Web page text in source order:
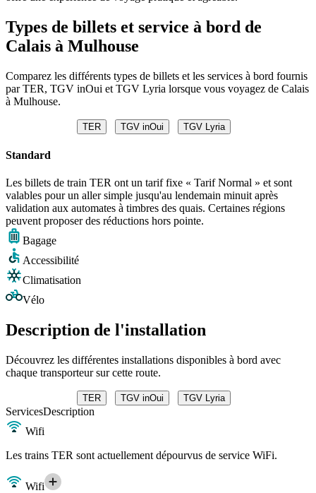
Types de billets et service à bord de
Calais à Mulhouse
Comparez les différents types de billets et les services à bord fournis
par TER, TGV inOui et TGV Lyria lorsque vous voyagez de Calais
à Mulhouse.
TER TGV inOui TGV Lyria
Standard
Les billets de train TER ont un tarif fixe « Tarif Normal » et sont
valables pour un aller simple jusqu'au lendemain minuit après
validation aux automates à timbres des quais. Certaines régions
peuvent proposer des réductions hors pointe.
Bagage
Accessibilité
Climatisation
Vélo
Description de l'installation
Découvrez les différentes installations disponibles à bord avec
chaque transporteur sur cette route.
TER TGV inOui TGV Lyria
ServicesDescription
Wifi
Les trains TER sont actuellement dépourvus de service WiFi.
Wifi